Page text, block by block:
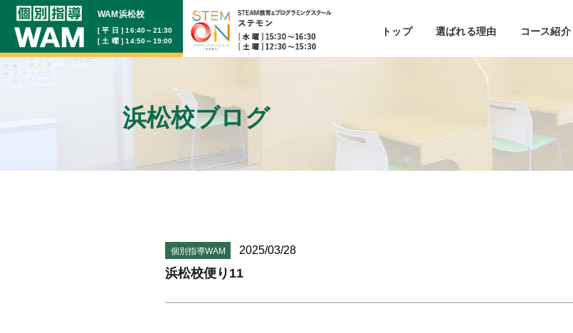
WAM浜松校
[ 平 日 ] 16:40～21:30
[ 土 曜 ] 14:50～19:00
トップ 選ばれる理由 コース紹介
浜松校ブログ
個別指導WAM 2025/03/28
浜松校便り11